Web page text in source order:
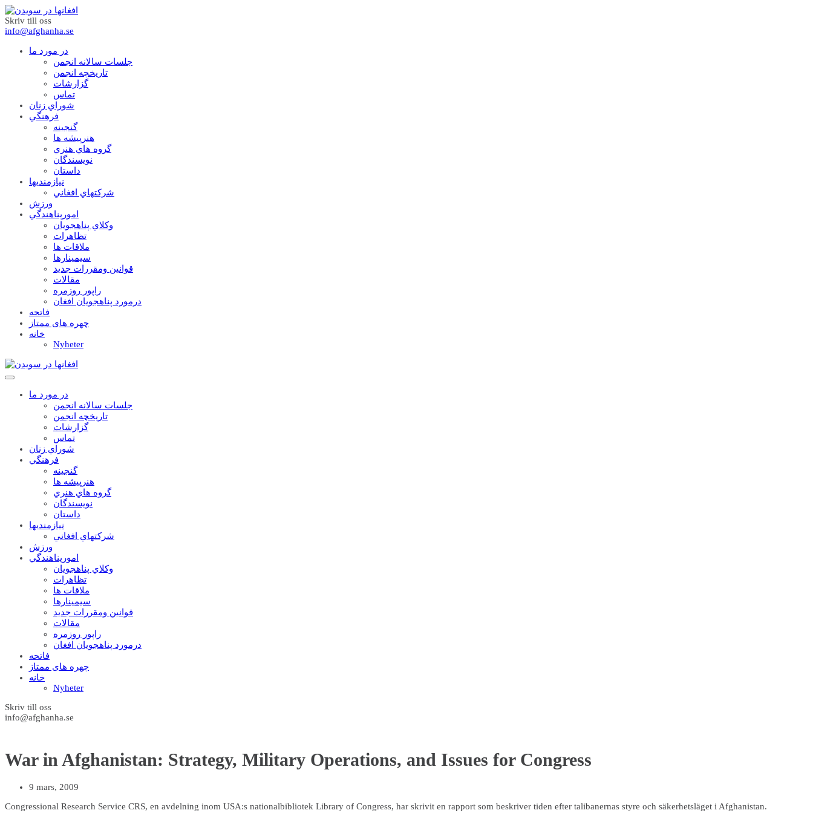
Skriv till oss
info@afghanha.se
در مورد ما
جلسات سالانه انجمن
تاریخچه انجمن
گزارشات
تماس
شوراي زنان
فرهنگي
گنجينه
هنرپيشه ها
گروه هاي هنري
نويسندگان
داستان
نيازمنديها
شرکتهاي افغاني
ورزش
امورپناهندگي
وکلاي پناهجويان
تظاهرات
ملاقات ها
سيمينارها
قوانين ومقررات جديد
مقالات
راپور روزمره
درمورد پناهجويان افغان
فاتحه
چهره های ممتاز
خانه
Nyheter
در مورد ما
جلسات سالانه انجمن
تاریخچه انجمن
گزارشات
تماس
شوراي زنان
فرهنگي
گنجينه
هنرپيشه ها
گروه هاي هنري
نويسندگان
داستان
نيازمنديها
شرکتهاي افغاني
ورزش
امورپناهندگي
وکلاي پناهجويان
تظاهرات
ملاقات ها
سيمينارها
قوانين ومقررات جديد
مقالات
راپور روزمره
درمورد پناهجويان افغان
فاتحه
چهره های ممتاز
خانه
Nyheter
Skriv till oss
info@afghanha.se
War in Afghanistan: Strategy, Military Operations, and Issues for Congress
9 mars, 2009
Congressional Research Service CRS, en avdelning inom USA:s nationalbibliotek Library of Congress, har skrivit en rapport som beskriver tiden efter talibanernas styre och säkerhetsläget i Afghanistan.